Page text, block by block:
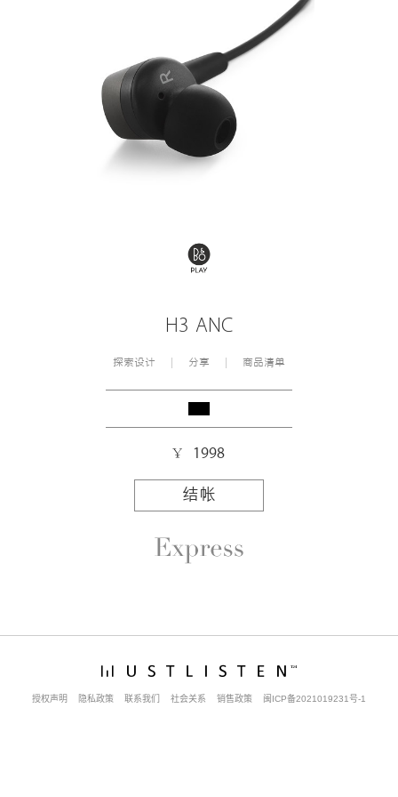
H3 ANC
探索设计 分享 商品清单
1998
结帐
授权声明 隐私政策 联系我们 社会关系 销售政策 闽ICP备2021019231号-1